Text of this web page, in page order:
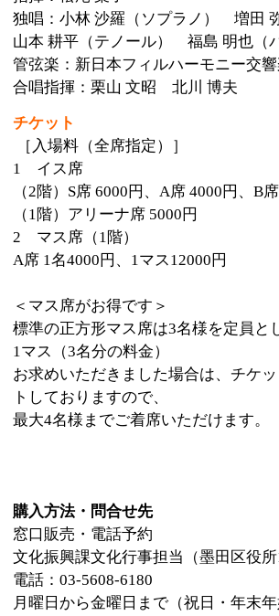
最大4名様までご着席いただけます。
購入方法・問合せ先
窓口販売・電話予約
電話：03-5608-6180
月曜日から金曜日まで（祝日・年末年始を除く）の9時
から17時まで
このページの先頭へ
江戸川区時間 江東区時間 葛飾区時間
© 2013 art blue Inc.